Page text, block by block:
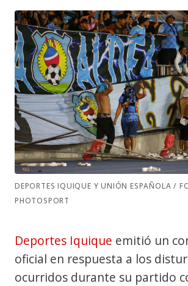
DEPORTES IQUIQUE Y UNIÓN ESPAÑOLA /
PHOTOSPORT
Deportes Iquique emitió un
oficial en respuesta a los
ocurridos durante su partido